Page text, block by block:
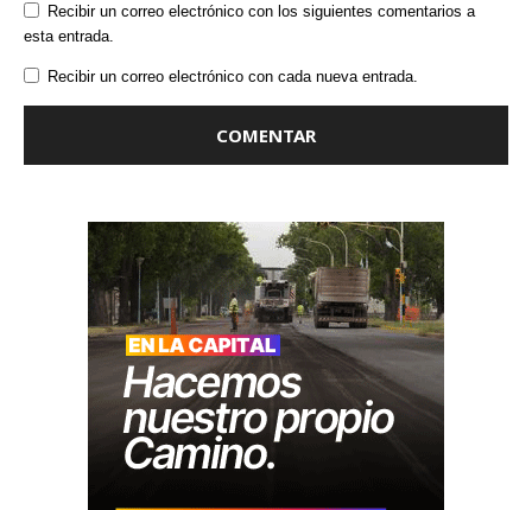
Recibir un correo electrónico con los siguientes comentarios a
esta entrada.
Recibir un correo electrónico con cada nueva entrada.